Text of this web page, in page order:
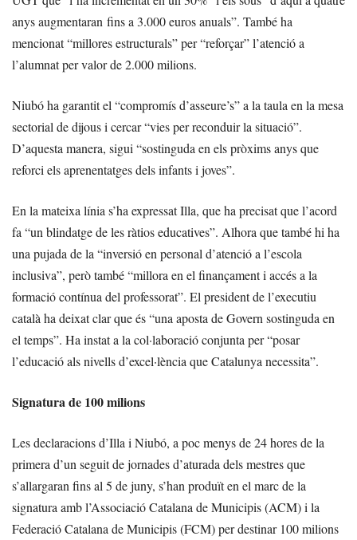
anys augmentaran fins a 3.000 euros anuals”. També ha
mencionat “millores estructurals” per “reforçar” l’atenció a
l’alumnat per valor de 2.000 milions.
Niubó ha garantit el “compromís d’asseure’s” a la taula en la mesa
sectorial de dijous i cercar “vies per reconduir la situació”.
D’aquesta manera, sigui “sostinguda en els pròxims anys que
reforci els aprenentatges dels infants i joves”.
En la mateixa línia s’ha expressat Illa, que ha precisat que l’acord
fa “un blindatge de les ràtios educatives”. Alhora que també hi ha
una pujada de la “inversió en personal d’atenció a l’escola
inclusiva”, però també “millora en el finançament i accés a la
formació contínua del professorat”. El president de l’executiu
català ha deixat clar que és “una aposta de Govern sostinguda en
el temps”. Ha instat a la col·laboració conjunta per “posar
l’educació als nivells d’excel·lència que Catalunya necessita”.
Signatura de 100 milions
Les declaracions d’Illa i Niubó, a poc menys de 24 hores de la
primera d’un seguit de jornades d’aturada dels mestres que
s’allargaran fins al 5 de juny, s’han produït en el marc de la
signatura amb l’Associació Catalana de Municipis (ACM) i la
Federació Catalana de Municipis (FCM) per destinar 100 milions